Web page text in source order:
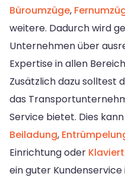
Büroumzüge,
weitere. Dadurch wird
Unternehmen über
Expertise in allen
Zusätzlich dazu solltest
das
Service bietet. Dies
Beiladung,
Einrichtung oder
ein guter